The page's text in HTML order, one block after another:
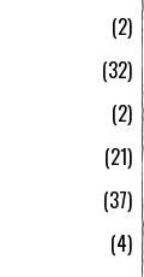
2
32
2
21
37
4